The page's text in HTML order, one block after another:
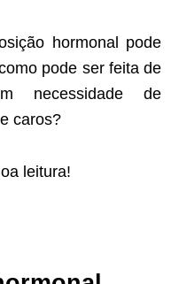
hormonal pode
pode ser feita de
necessidade de
caros?
leitura!